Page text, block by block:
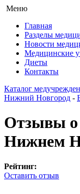
Меню
Главная
Разделы
Новости
Медицинские
Диеты
Контакты
Каталог
Нижний Новгород -
Отзывы
Нижнем
Рейтинг:
Оставить отзыв